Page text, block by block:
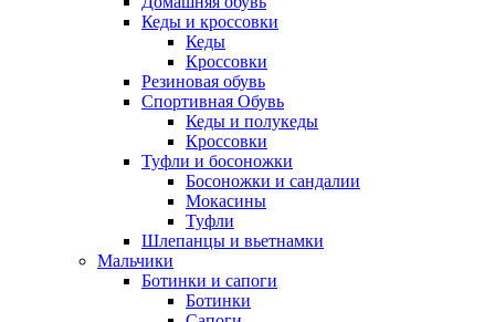
Кеды и кроссовки
Кеды
Кроссовки
Резиновая обувь
Спортивная Обувь
Кеды и полукеды
Кроссовки
Туфли и босоножки
Босоножки и сандалии
Мокасины
Туфли
Шлепанцы и вьетнамки
Мальчики
Ботинки и сапоги
Ботинки